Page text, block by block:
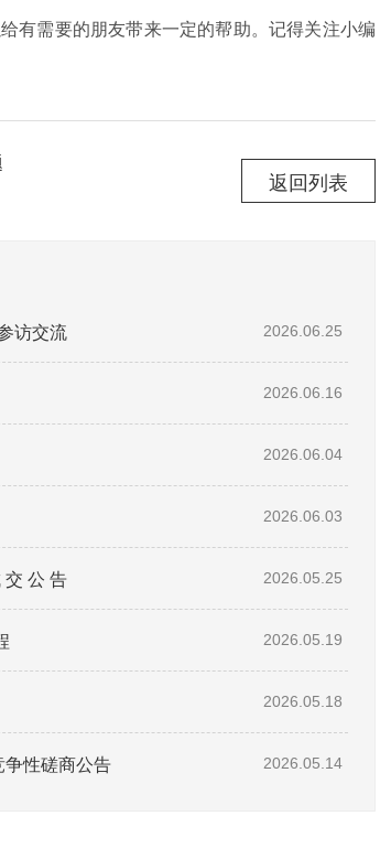
需要的朋友带来一定的帮助。记得关注小编
返回列表
访交流 2026.06.25
2026.06.16
2026.06.04
2026.06.03
公 告 2026.05.25
2026.05.19
2026.05.18
性磋商公告 2026.05.14